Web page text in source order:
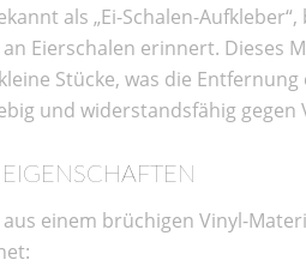
als „Ei-Schalen-
Eierschalen erinnert. Dieses
Stücke, was die
und widerstandsfähig gegen
einem brüchigen Vinyl-